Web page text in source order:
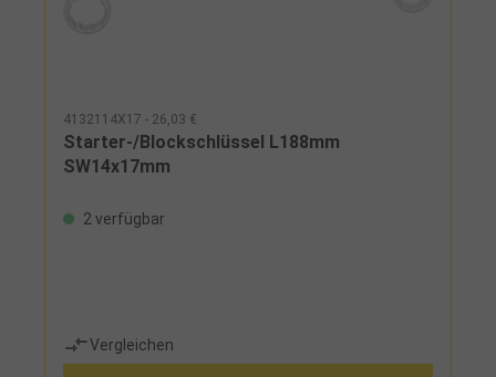
4132114X17 - 26,03 €
Starter-/Blockschlüssel L188mm
SW14x17mm
2 verfügbar
Vergleichen